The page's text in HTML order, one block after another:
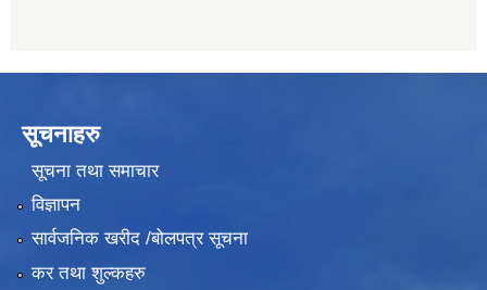
सूचनाहरु
सूचना तथा समाचार
विज्ञापन
सार्वजनिक खरीद /बोलपत्र सूचना
कर तथा शुल्कहरु